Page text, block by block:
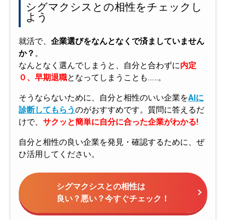
シグマクシスとの相性をチェックし
よう
就活で、 企業選びをなんとなくで済ましていません
か？ 。
なんとなく選んでしまうと、自分と合わずに内定
０、早期退職となってしまうことも……。
そうならないために、自分と相性のいい企業をAIに
診断してもらうのがおすすめです。質問に答えるだ
けで、 サクッと簡単に自分に合った企業がわかる!
自分と相性の良い企業を発見・確認するために、ぜ
ひ活用してください。
シグマクシスとの相性は
良い？悪い？今すぐチェック！